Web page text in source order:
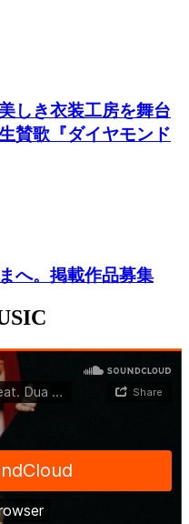
しき衣装工房を舞台
賛歌『ダイヤモンド
へ。掲載作品募集